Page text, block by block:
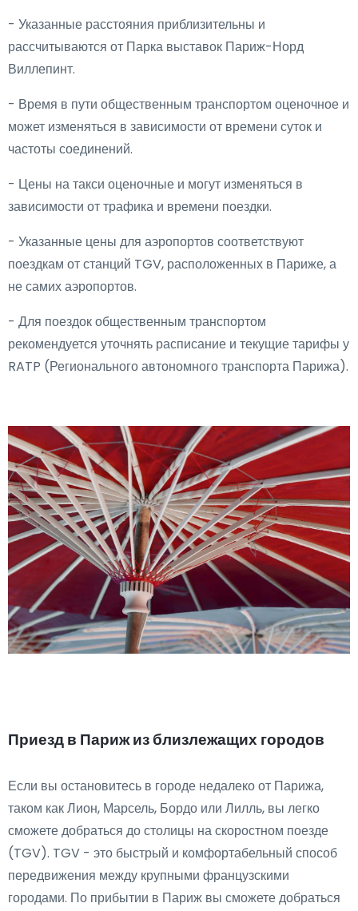
- Указанные расстояния приблизительны и
рассчитываются от Парка выставок Париж-Норд
Виллепинт.
- Время в пути общественным транспортом оценочное и
может изменяться в зависимости от времени суток и
частоты соединений.
- Цены на такси оценочные и могут изменяться в
зависимости от трафика и времени поездки.
- Указанные цены для аэропортов соответствуют
поездкам от станций TGV, расположенных в Париже, а
не самих аэропортов.
- Для поездок общественным транспортом
рекомендуется уточнять расписание и текущие тарифы у
RATP (Регионального автономного транспорта Парижа).
Приезд в Париж из близлежащих городов
Если вы остановитесь в городе недалеко от Парижа,
таком как Лион, Марсель, Бордо или Лилль, вы легко
сможете добраться до столицы на скоростном поезде
(TGV). TGV - это быстрый и комфортабельный способ
передвижения между крупными французскими
городами. По прибытии в Париж вы сможете добраться